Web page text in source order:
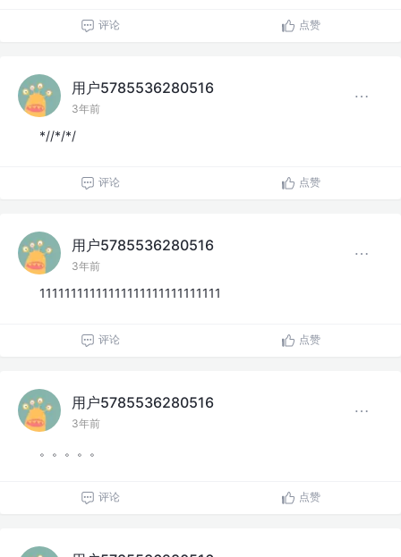
评论 点赞
用户5785536280516
3年前
*//*/*/
评论 点赞
用户5785536280516
3年前
11111111111111111111111111111
评论 点赞
用户5785536280516
3年前
。。。。。
评论 点赞